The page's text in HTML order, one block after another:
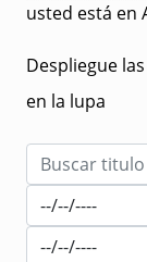
usted está en
Despliegue
en la lupa